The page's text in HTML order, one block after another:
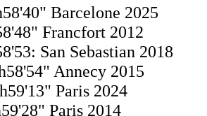
Barcelone 2025
Francfort 2012
San Sebastian 2018
Annecy 2015
Paris 2024
Paris 2014